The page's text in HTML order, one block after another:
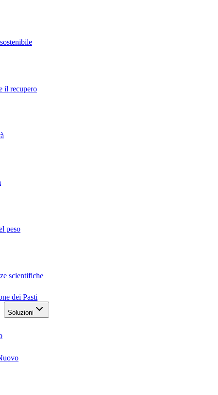
il recupero
peso
scientifiche
dei Pasti
Soluzioni